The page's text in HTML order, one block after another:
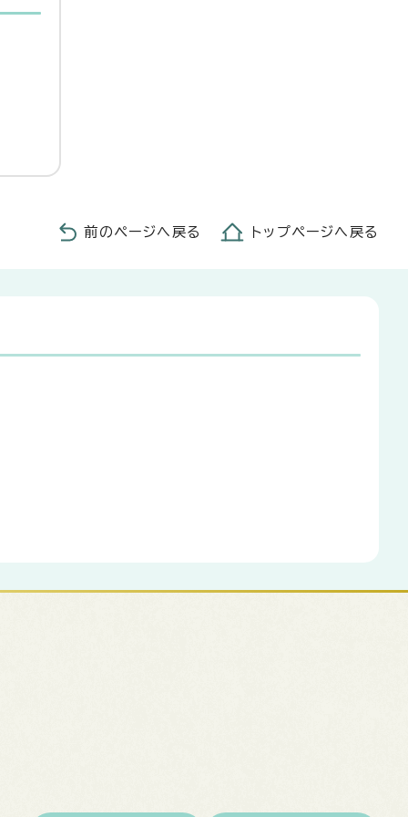
前のページへ戻る トップページへ戻る